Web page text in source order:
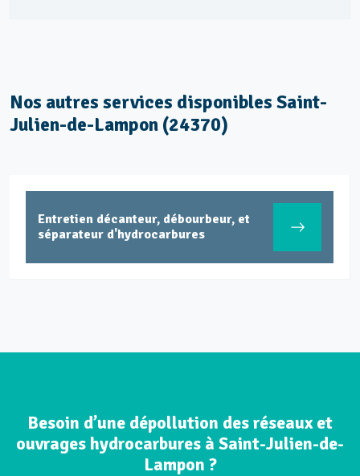
Nos autres services disponibles Saint-
Julien-de-Lampon (24370)
Entretien décanteur, débourbeur, et
séparateur d'hydrocarbures
Besoin d’une dépollution des réseaux et
ouvrages hydrocarbures à Saint-Julien-de-
Lampon ?